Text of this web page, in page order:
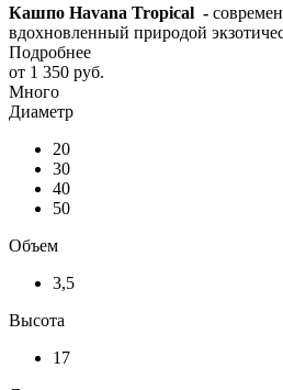
Кашпо Havana Tropical -
вдохновленный природой
Подробнее
от 1 350 руб.
Много
Диаметр
20
30
40
50
Объем
3,5
Высота
17